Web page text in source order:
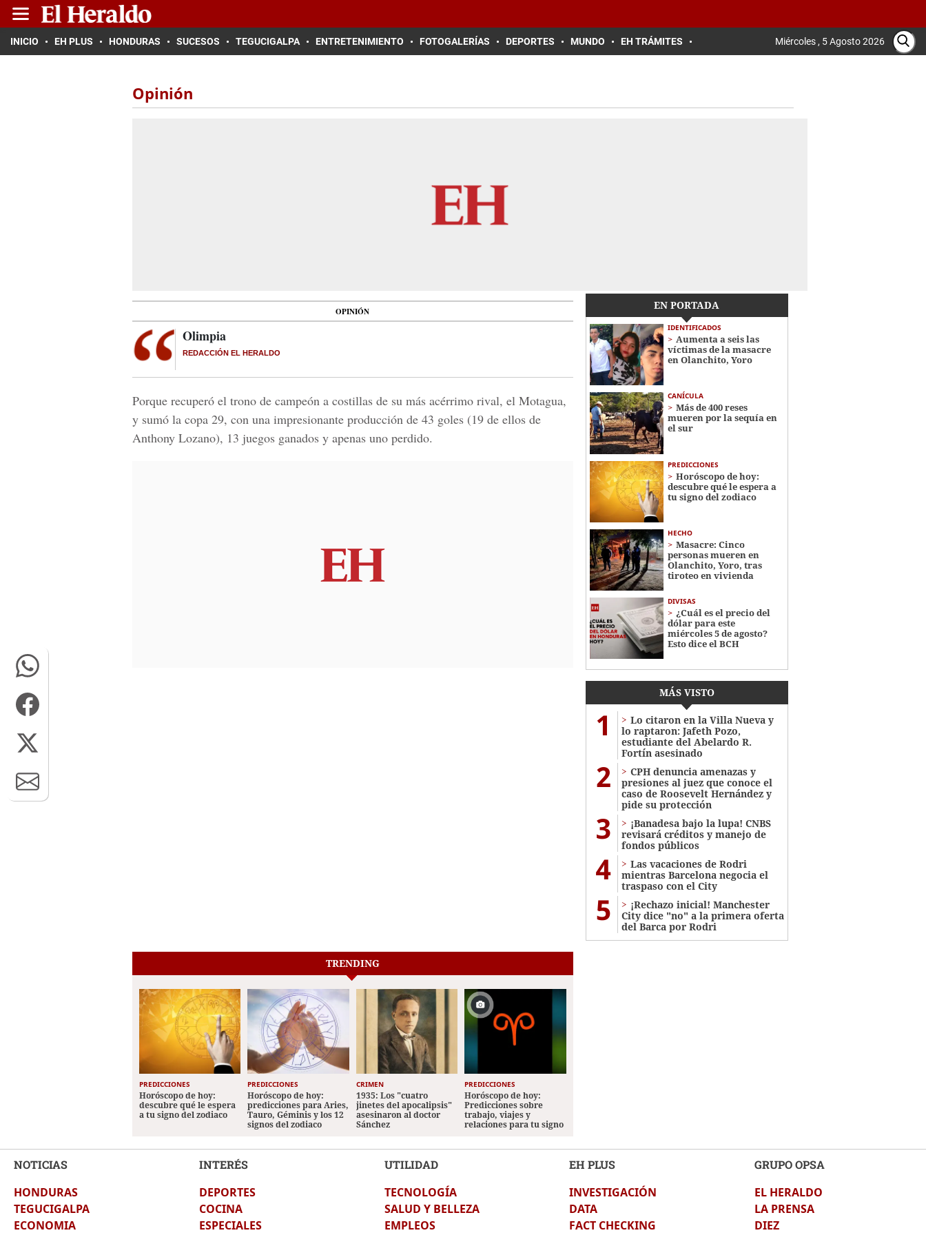
INICIO EH PLUS HONDURAS SUCESOS TEGUCIGALPA ENTRETENIMIENTO FOTOGALERÍAS DEPORTES MUNDO EH TRÁMITES Miércoles , 5 Agosto 2026
Opinión
OPINIÓN
Olimpia
REDACCIÓN EL HERALDO
Porque recuperó el trono de campeón a costillas de su más acérrimo rival, el Motagua,
y sumó la copa 29, con una impresionante producción de 43 goles (19 de ellos de
Anthony Lozano), 13 juegos ganados y apenas uno perdido.
EN PORTADA
IDENTIFICADOS
Aumenta a seis las
víctimas de la masacre
en Olanchito, Yoro
CANÍCULA
Más de 400 reses
mueren por la sequía en
el sur
PREDICCIONES
Horóscopo de hoy:
descubre qué le espera a
tu signo del zodiaco
HECHO
Masacre: Cinco
personas mueren en
Olanchito, Yoro, tras
tiroteo en vivienda
DIVISAS
¿Cuál es el precio del
dólar para este
miércoles 5 de agosto?
Esto dice el BCH
MÁS VISTO
1
Lo citaron en la Villa Nueva y
lo raptaron: Jafeth Pozo,
estudiante del Abelardo R.
Fortín asesinado
2
CPH denuncia amenazas y
presiones al juez que conoce el
caso de Roosevelt Hernández y
pide su protección
3
¡Banadesa bajo la lupa! CNBS
revisará créditos y manejo de
fondos públicos
4
Las vacaciones de Rodri
mientras Barcelona negocia el
traspaso con el City
5
¡Rechazo inicial! Manchester
City dice "no" a la primera oferta
del Barca por Rodri
TRENDING
PREDICCIONES
Horóscopo de hoy:
descubre qué le espera
a tu signo del zodiaco
PREDICCIONES
Horóscopo de hoy:
predicciones para Aries,
Tauro, Géminis y los 12
signos del zodiaco
CRIMEN
1935: Los "cuatro
jinetes del apocalipsis"
asesinaron al doctor
Sánchez
PREDICCIONES
Horóscopo de hoy:
Predicciones sobre
trabajo, viajes y
relaciones para tu signo
NOTICIAS
HONDURAS
TEGUCIGALPA
ECONOMIA
INTERÉS
DEPORTES
COCINA
ESPECIALES
UTILIDAD
TECNOLOGÍA
SALUD Y BELLEZA
EMPLEOS
EH PLUS
INVESTIGACIÓN
DATA
FACT CHECKING
GRUPO OPSA
EL HERALDO
LA PRENSA
DIEZ